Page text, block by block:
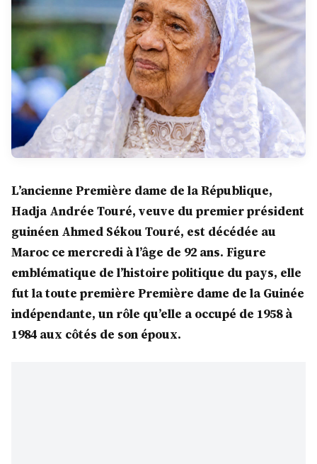
L’ancienne Première dame de la République,
Hadja Andrée Touré, veuve du premier président
guinéen Ahmed Sékou Touré, est décédée au
Maroc ce mercredi à l’âge de 92 ans. Figure
emblématique de l’histoire politique du pays, elle
fut la toute première Première dame de la Guinée
indépendante, un rôle qu’elle a occupé de 1958 à
1984 aux côtés de son époux.